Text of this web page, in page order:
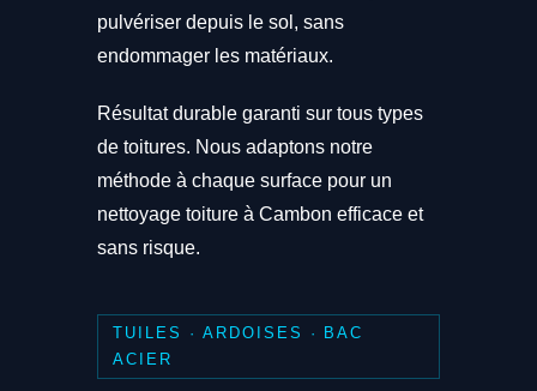
pulvériser depuis le sol, sans
endommager les matériaux.
Résultat durable garanti sur tous types
de toitures. Nous adaptons notre
méthode à chaque surface pour un
nettoyage toiture à Cambon efficace et
sans risque.
TUILES · ARDOISES · BAC
ACIER